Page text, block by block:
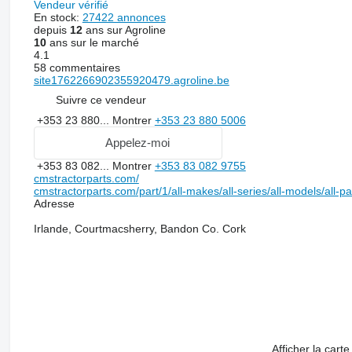
Vendeur vérifié
En stock: 27422 annonces
depuis 12ans sur Agroline
10ans sur le marché
4.1
58 commentaires
site1762266902355920479.agroline.be
Suivre ce vendeur
+353 23 880... Montrer +353 23 880 5006
Appelez-moi
+353 83 082... Montrer +353 83 082 9755
cmstractorparts.com/
cmstractorparts.com/part/1/all-makes/all-series/all-models/all-
Adresse
Irlande, Courtmacsherry, Bandon Co. Cork
Afficher la carte